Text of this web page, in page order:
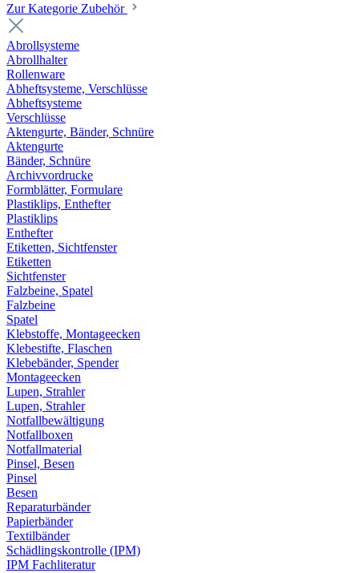
Zur Kategorie Zubehör
Abrollsysteme
Abrollhalter
Rollenware
Abheftsysteme, Verschlüsse
Abheftsysteme
Verschlüsse
Aktengurte, Bänder, Schnüre
Aktengurte
Bänder, Schnüre
Archivvordrucke
Formblätter, Formulare
Plastiklips, Enthefter
Plastiklips
Enthefter
Etiketten, Sichtfenster
Etiketten
Sichtfenster
Falzbeine, Spatel
Falzbeine
Spatel
Klebstoffe, Montageecken
Klebestifte, Flaschen
Klebebänder, Spender
Montageecken
Lupen, Strahler
Lupen, Strahler
Notfallbewältigung
Notfallboxen
Notfallmaterial
Pinsel, Besen
Pinsel
Besen
Reparaturbänder
Papierbänder
Textilbänder
Schädlingskontrolle (IPM)
IPM Fachliteratur